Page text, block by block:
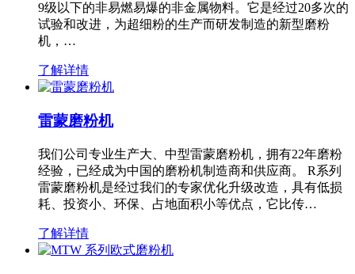
9级以下的非易燃易爆的非金属物料。它是经过20多次的
试验和改进，为超细粉的生产而研发制造的新型磨粉
机，…
了解详情
雷蒙磨粉机
我们公司专业生产大、中型雷蒙磨粉机，拥有22年磨粉
经验，已经成为中国的磨粉机制造商和供应商。 R系列
雷蒙磨粉机是经过我们的专家优化升级改造，具有低损
耗、投资小、环保、占地面积小等优点，它比传…
了解详情